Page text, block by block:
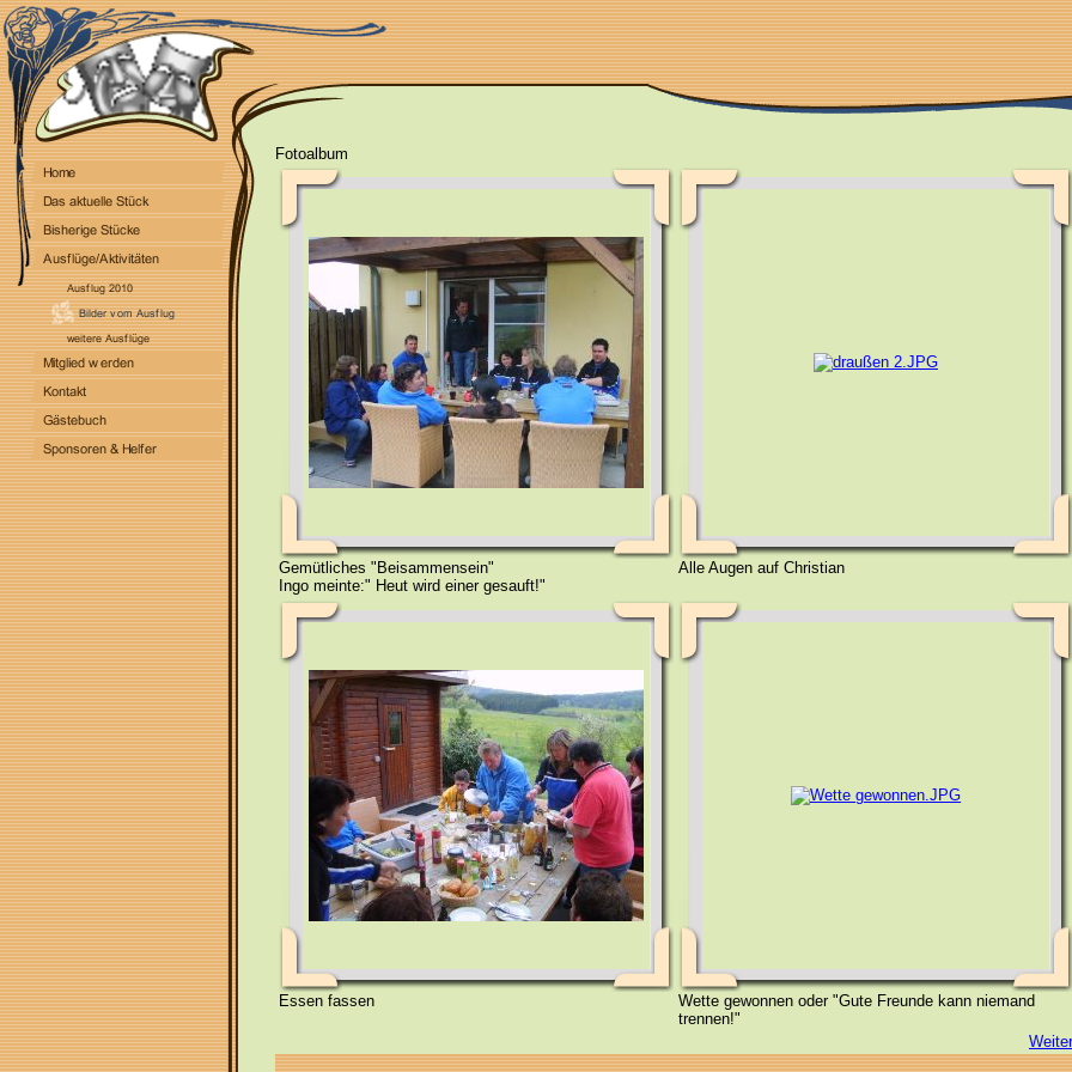
Fotoalbum
Gemütliches "Beisammensein"
Ingo meinte:" Heut wird einer gesauft!"
Alle Augen auf Christian
Essen fassen
Wette gewonnen oder "Gute Freunde kann niemand
trennen!"
Weiter